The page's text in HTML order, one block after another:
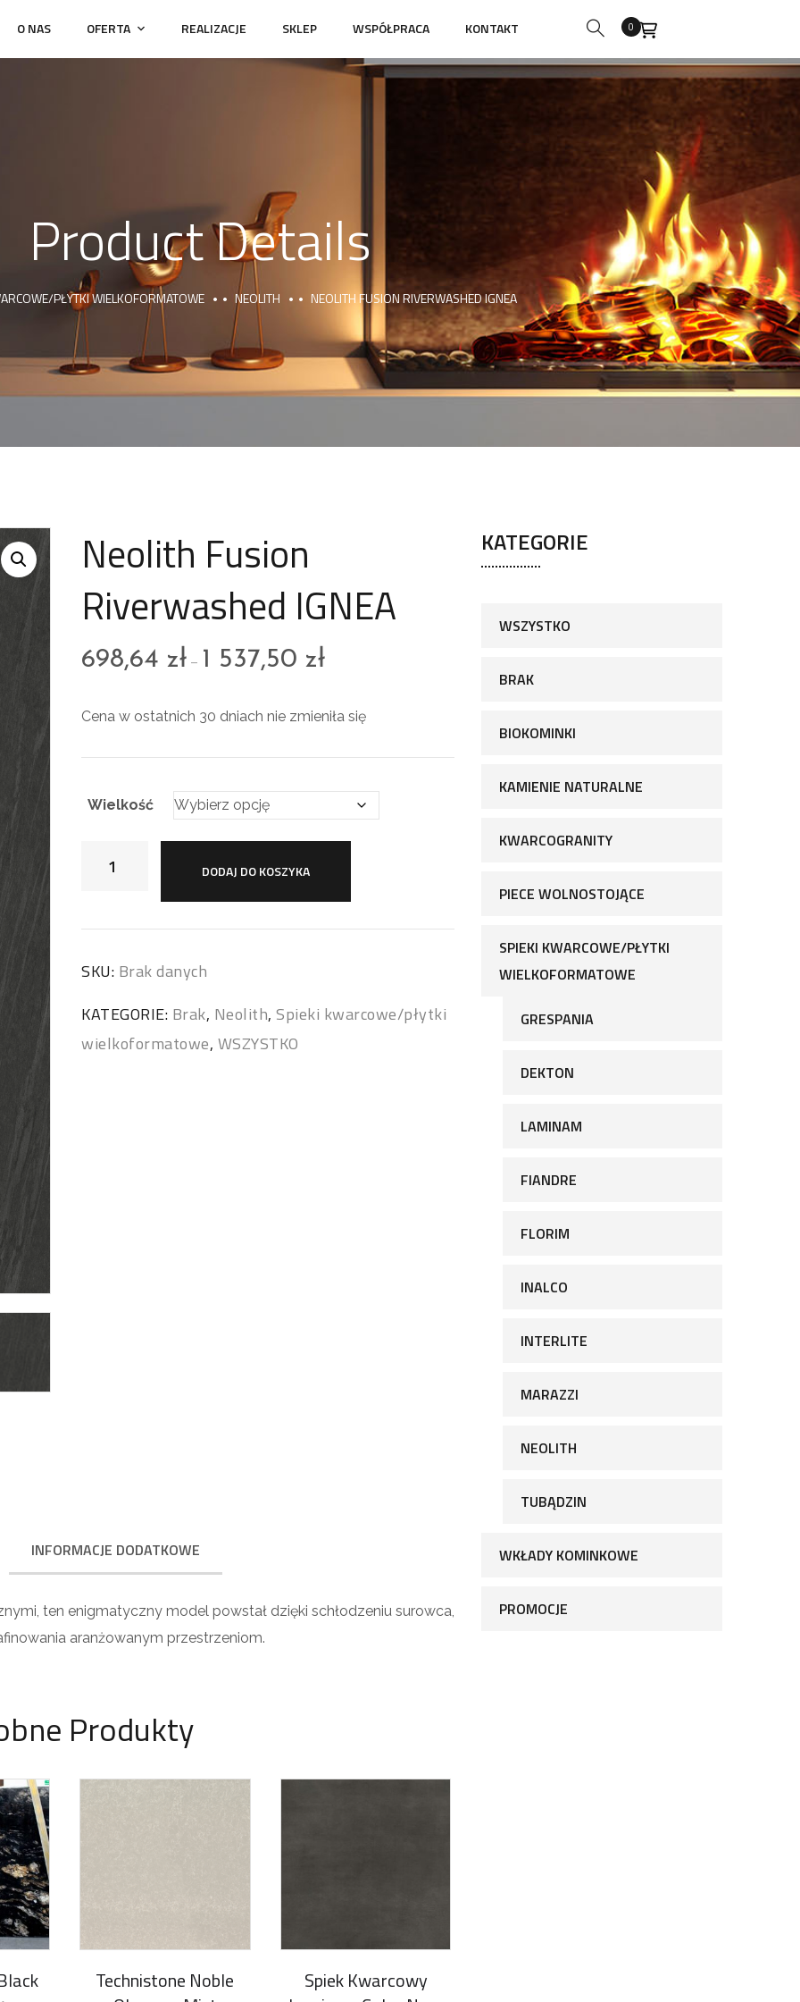
O NAS OFERTA REALIZACJE SKLEP WSPÓŁPRACA KONTAKT 0
Product Details
PŁYTKI WIELKOFORMATOWE NEOLITH NEOLITH FUSION RIVERWASHED IGNEA
Neolith Fusion
Riverwashed IGNEA
698,64zł – 1 537,50zł
Cena w ostatnich 30 dniach nie zmieniła się
Wielkość
DODAJ DO KOSZYKA
SKU: Brak danych
KATEGORIE: Brak, Neolith,Spieki kwarcowe/płytki
wielkoformatowe, WSZYSTKO
INFORMACJE DODATKOWE
ten enigmatyczny model powstał dzięki schłodzeniu surowca,
aranżowanym przestrzeniom.
Produkty
Technistone Noble
Spiek Kwarcowy
KATEGORIE
WSZYSTKO
BRAK
BIOKOMINKI
KAMIENIE NATURALNE
KWARCOGRANITY
PIECE WOLNOSTOJĄCE
SPIEKI KWARCOWE/PŁYTKI
WIELKOFORMATOWE
GRESPANIA
DEKTON
LAMINAM
FIANDRE
FLORIM
INALCO
INTERLITE
MARAZZI
NEOLITH
TUBĄDZIN
WKŁADY KOMINKOWE
PROMOCJE